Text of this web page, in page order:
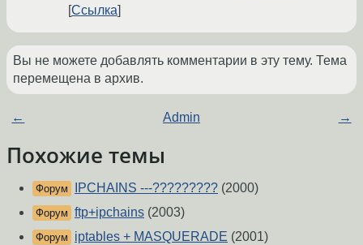
Ссылка
Вы не можете добавлять комментарии в эту тему. Тема
перемещена в архив.
← Admin →
Похожие темы
Форум IPCHAINS ---????????? (2000)
Форум ftp+ipchains (2003)
Форум iptables + MASQUERADE (2001)